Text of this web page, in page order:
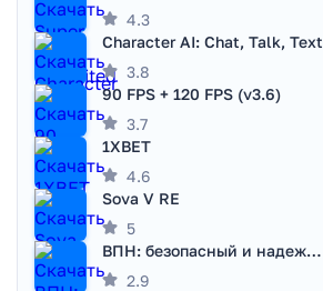
4.3
Character AI: Chat, Talk, Text
3.8
90 FPS + 120 FPS (v3.6)
3.7
1XBET
4.6
Sova V RE
5
ВПН: безопасный и надежный VPN
2.9